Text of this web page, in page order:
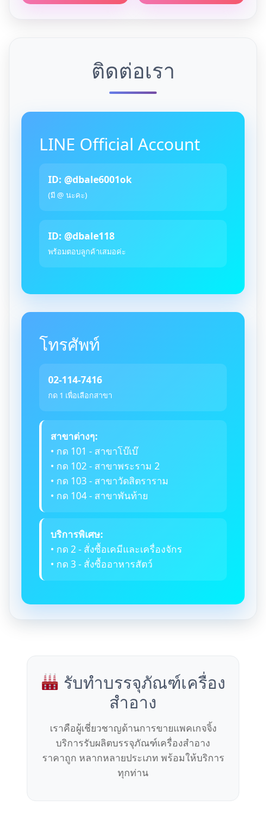
ติดต่อเรา
LINE Official Account
ID: @dbale6001ok
(มี @ นะคะ)
ID: @dbale118
พร้อมตอบลูกค้าเสมอค่ะ
โทรศัพท์
02-114-7416
กด 1 เพื่อเลือกสาขา
สาขาต่างๆ:
• กด 101 - สาขาโบ๊เบ๊
• กด 102 - สาขาพระราม 2
• กด 103 - สาขาวัดสิตราราม
• กด 104 - สาขาพันท้าย
บริการพิเศษ:
• กด 2 - สั่งซื้อเคมีและเครื่องจักร
• กด 3 - สั่งซื้ออาหารสัตว์
รับทำบรรจุภัณฑ์เครื่อง
สำอาง
เราคือผู้เชี่ยวชาญด้านการขายแพคเกจจิ้ง
บริการรับผลิตบรรจุภัณฑ์เครื่องสำอาง
ราคาถูก หลากหลายประเภท พร้อมให้บริการ
ทุกท่าน